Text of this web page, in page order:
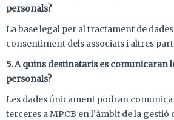
personals?
La base legal per al tractament de
consentiment dels associats i altres
5. A quins destinataris es comunicaran
personals?
Les dades únicament podran
terceres a MPCB en l’àmbit de la gestió